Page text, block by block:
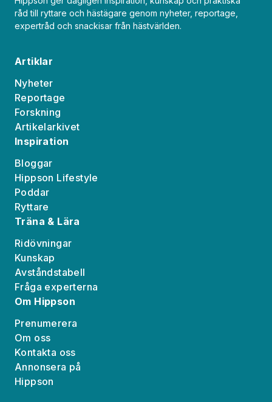
råd till ryttare och hästägare genom nyheter, reportage,
expertråd och snackisar från hästvärlden.
Artiklar
Nyheter
Reportage
Forskning
Artikelarkivet
Inspiration
Bloggar
Hippson Lifestyle
Poddar
Ryttare
Träna & Lära
Ridövningar
Kunskap
Avståndstabell
Fråga experterna
Om Hippson
Prenumerera
Om oss
Kontakta oss
Annonsera på
Hippson